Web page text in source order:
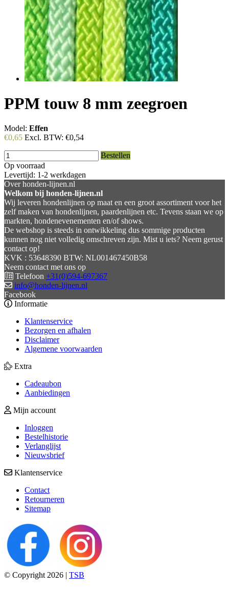
PPM touw 8 mm zeegroen
Model: Effen
€0,65 Excl. BTW: €0,54
Bestellen
Op voorraad
Levertijd: 1-2 werkdagen
Over honden-lijnen.nl
Welkom bij honden-lijnen.nl
Wij leveren hondenlijnen op maat en een groot assortiment voor het
zelf maken van hondenlijnen, paardenlijnen etc. Tevens staan we op
markten, hondenevenementen en/of shows.
De webshop is steeds in ontwikkeling dus sommige producten
kunnen nog niet volledig omschreven zijn. Mist u iets? Neem gerust
contact op!
KVK : 53648390 BTW: NL001467450B58
Neem contact met ons op
Telefoon +31(0)594-697367
info@honden-lijnen.nl
Facebook
Informatie
Klantenservice
Bezorgen en afhalen
Disclaimer
Algemene voorwaarden
Extra
Cadeaubon
Aanbiedingen
Mijn account
Inloggen
Bestelhistorie
Verlanglijst
Nieuwsbrief
Klantenservice
Contact
Retourneren
Sitemap
© Copyright 2026 | TSB